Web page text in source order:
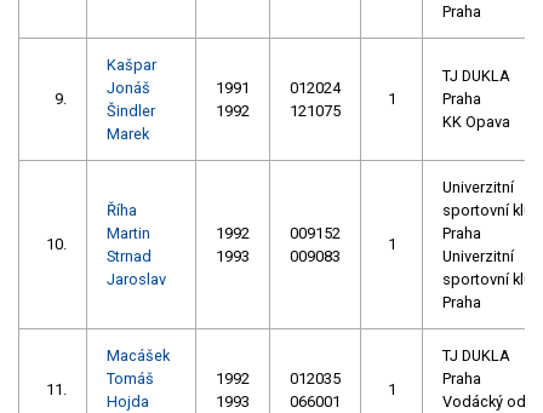
Praha
9.
Kašpar
Jonáš
Šindler
Marek
1991
1992
012024
121075
1
TJ DUKLA
Praha
KK Opava
10.
Říha
Martin
Strnad
Jaroslav
1992
1993
009152
009083
1
Univerzitní
sportovní klub
Praha
Univerzitní
sportovní klub
Praha
11.
Macášek
Tomáš
Hojda
1992
1993
012035
066001
1
TJ DUKLA
Praha
Vodácký oddíl